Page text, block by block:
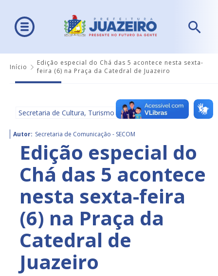
Início
Edição especial do Chá das 5 acontece nesta sexta-
feira (6) na Praça da Catedral de Juazeiro
Secretaria de Cultura, Turismo e Esportes - SECULTE
Autor: Secretaria de Comunicação - SECOM
Edição especial do
Chá das 5 acontece
nesta sexta-feira
(6) na Praça da
Catedral de
Juazeiro